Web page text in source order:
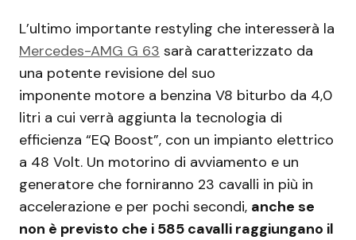
L’ultimo importante restyling che interesserà la
Mercedes-AMG G 63 sarà caratterizzato da
una potente revisione del suo
imponente motore a benzina V8 biturbo da 4,0
litri a cui verrà aggiunta la tecnologia di
efficienza “EQ Boost”, con un impianto elettrico
a 48 Volt. Un motorino di avviamento e un
generatore che forniranno 23 cavalli in più in
accelerazione e per pochi secondi, anche se
non è previsto che i 585 cavalli raggiungano il